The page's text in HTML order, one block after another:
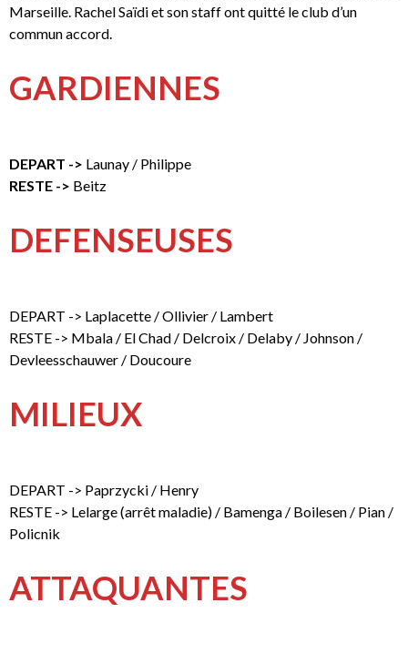
Marseille. Rachel Saïdi et son staff ont quitté le club d’un
commun accord.
GARDIENNES
DEPART -> Launay / Philippe
RESTE -> Beitz
DEFENSEUSES
DEPART -> Laplacette / Ollivier / Lambert
RESTE -> Mbala / El Chad / Delcroix / Delaby / Johnson /
Devleesschauwer / Doucoure
MILIEUX
DEPART -> Paprzycki / Henry
RESTE -> Lelarge (arrêt maladie) / Bamenga / Boilesen / Pian /
Policnik
ATTAQUANTES